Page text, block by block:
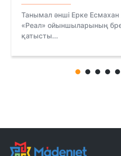
Танымал әнші Ерке Есмахан
«Реал» ойыншыларының
қатысты...